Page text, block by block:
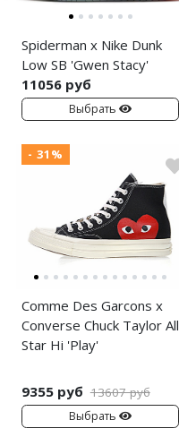
Spiderman x Nike Dunk
Low SB 'Gwen Stacy'
11056 руб
Выбрать
- 31%
Comme Des Garcons x
Converse Chuck Taylor All
Star Hi 'Play'
9355 руб 13607 руб
Выбрать